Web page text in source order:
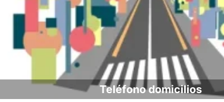
Teléfono domicilios